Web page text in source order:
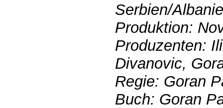
Serbien/
Produktion:
Produzenten:
Divanovic,
Regie: Goran
Buch: Goran